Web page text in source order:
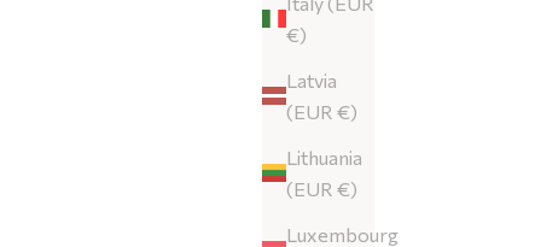
€)
Latvia
(EUR €)
Lithuania
(EUR €)
Luxembourg